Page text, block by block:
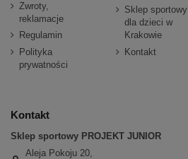
Zwroty,
reklamacje
Regulamin
Polityka
prywatności
Sklep sportowy
dla dzieci w
Krakowie
Kontakt
Kontakt
Sklep sportowy PROJEKT JUNIOR
Aleja Pokoju 20,